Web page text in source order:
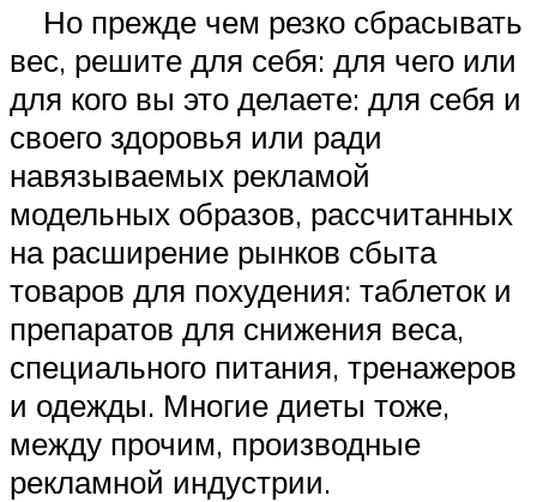
Но прежде чем резко сбрасывать
вес, решите для себя: для чего или
для кого вы это делаете: для себя и
своего здоровья или ради
навязываемых рекламой
модельных образов, рассчитанных
на расширение рынков сбыта
товаров для похудения: таблеток и
препаратов для снижения веса,
специального питания, тренажеров
и одежды. Многие диеты тоже,
между прочим, производные
рекламной индустрии.